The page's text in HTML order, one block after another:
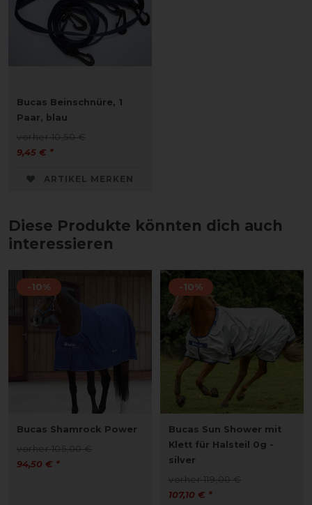
Bucas Beinschnüre, 1
Paar, blau
vorher 10,50 €
9,45 € *
ARTIKEL MERKEN
Diese Produkte könnten dich auch
interessieren
-10%
Bucas Shamrock Power
vorher 105,00 €
94,50 € *
-10%
Bucas Sun Shower mit
Klett für Halsteil 0g -
silver
vorher 119,00 €
107,10 € *